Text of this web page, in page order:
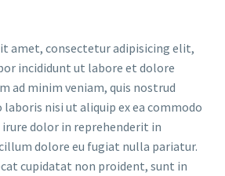
amet, consectetur adipisicing elit,
incididunt ut labore et dolore
ad minim veniam, quis nostrud
nisi ut aliquip ex ea commodo
irure dolor in reprehenderit in
dolore eu fugiat nulla pariatur.
cupidatat non proident, sunt in